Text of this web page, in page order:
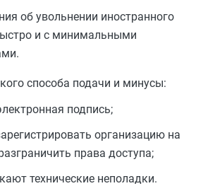
об увольнении иностранного
и с минимальными
способа подачи и минусы:
подпись;
организацию на
права доступа;
технические неполадки.